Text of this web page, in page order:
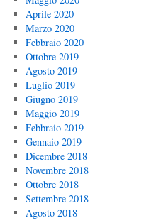
Aprile 2020
Marzo 2020
Febbraio 2020
Ottobre 2019
Agosto 2019
Luglio 2019
Giugno 2019
Maggio 2019
Febbraio 2019
Gennaio 2019
Dicembre 2018
Novembre 2018
Ottobre 2018
Settembre 2018
Agosto 2018